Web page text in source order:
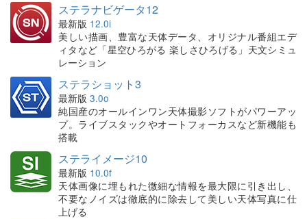
ステラナビゲータ12
最新版 12.0i
美しい描画、豊富な天体データ、オリジナル番組エデ
ィタなど「星空ひろがる 楽しさひろげる」天文シミュ
レーション
ステラショット3
最新版 3.0o
純国産のオールインワン天体撮影ソフトがパワーアッ
プ。ライブスタックやオートフォーカスなど新機能も
搭載
ステライメージ10
最新版 10.0f
天体画像に埋もれた微細な情報を最大限に引き出し、
不要なノイズは徹底的に除去して美しい天体写真に仕
上げる